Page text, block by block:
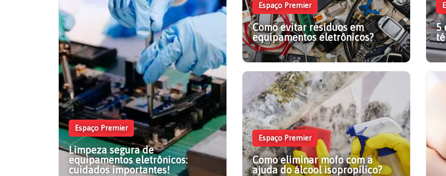
Espaço Premier
Limpeza segura de
equipamentos eletrônicos:
cuidados importantes!
Espaço Premier
Como evitar resíduos em
equipamentos eletrônicos?
Espaço Premier
Como eliminar mofo com a
ajuda do álcool isopropílico?
5